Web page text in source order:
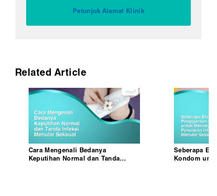
Petunjuk Alamat Klinik
Related Article
Cara Mengenali Bedanya
Keputihan Normal dan Tanda
Seberapa
Kondom